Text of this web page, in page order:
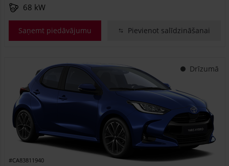
68 kW
Saņemt piedāvājumu Pievienot salīdzināšanai
Drīzumā
#CA83811940